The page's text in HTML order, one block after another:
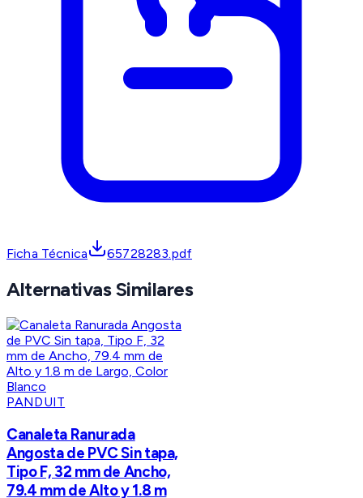
Ficha Técnica 65728283.pdf
Alternativas Similares
PANDUIT
Canaleta Ranurada
Angosta de PVC Sin tapa,
Tipo F, 32 mm de Ancho,
79.4 mm de Alto y 1.8 m